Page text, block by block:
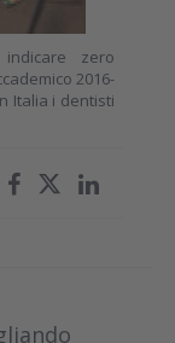
zero
2016-
Italia i dentisti